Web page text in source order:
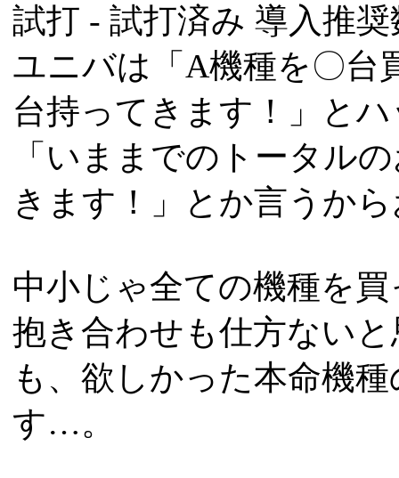
試打 - 試打済み 導入推
ユニバは「A機種を〇台
台持ってきます！」と
「いままでのトータル
きます！」とか言うか
中小じゃ全ての機種を
抱き合わせも仕方ない
も、欲しかった本命機
す…。